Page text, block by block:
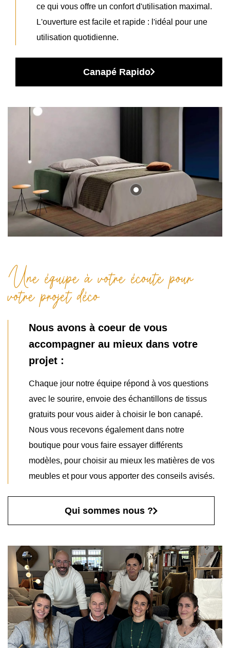
ce qui vous offre un confort d'utilisation maximal.
L'ouverture est facile et rapide : l'idéal pour une
utilisation quotidienne.
Canapé Rapido
Une équipe à votre écoute pour
votre projet déco
Nous avons à coeur de vous
accompagner au mieux dans votre
projet :
Chaque jour notre équipe répond à vos questions
avec le sourire, envoie des échantillons de tissus
gratuits pour vous aider à choisir le bon canapé.
Nous vous recevons également dans notre
boutique pour vous faire essayer différents
modèles, pour choisir au mieux les matières de vos
meubles et pour vous apporter des conseils avisés.
Qui sommes nous ?